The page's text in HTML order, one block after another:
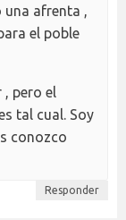
afrenta ,
el poble
, pero el
tal cual. Soy
conozco
Responder